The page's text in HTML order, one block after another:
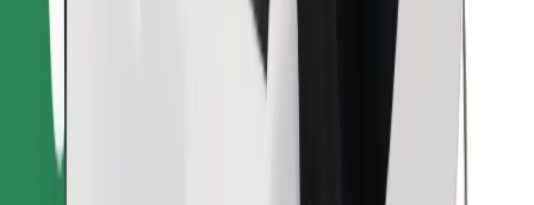
Ladda ner Bolt-appen
Ladda ner Bolt Food-appen